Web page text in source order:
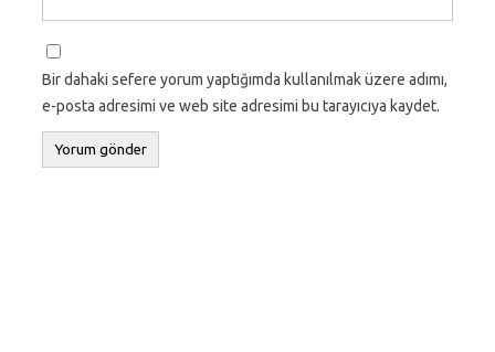
Bir dahaki sefere yorum yaptığımda kullanılmak üzere adımı,
e-posta adresimi ve web site adresimi bu tarayıcıya kaydet.